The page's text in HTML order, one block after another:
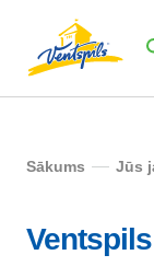
Sākums Jūs